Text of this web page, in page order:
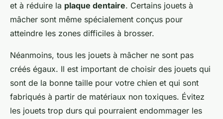
et à réduire la plaque dentaire. Certains jouets à
mâcher sont même spécialement conçus pour
atteindre les zones difficiles à brosser.
Néanmoins, tous les jouets à mâcher ne sont pas
créés égaux. Il est important de choisir des jouets qui
sont de la bonne taille pour votre chien et qui sont
fabriqués à partir de matériaux non toxiques. Évitez
les jouets trop durs qui pourraient endommager les